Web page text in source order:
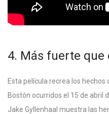
4. Más fuerte que
Esta película recrea los
Bostón ocurridos el 15 de abril
Jake Gyllenhaal muestra las